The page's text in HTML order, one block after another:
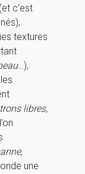
c’est
textures
…),
libres,
une